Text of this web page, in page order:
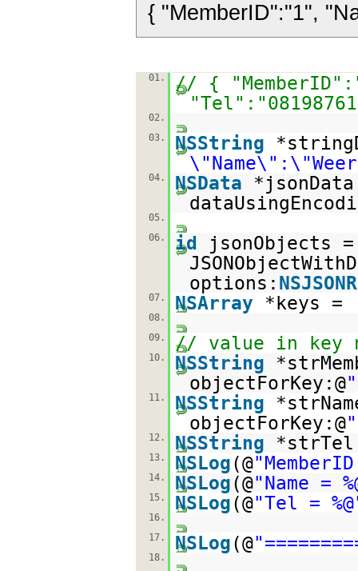
{ "MemberID":"1",
01.
// {
02.
03.
NSString
04. NSData
05.
06.
id
jsonObjects
options:
07. NSArray *keys =
08.
09.
// value in key
10. NSString
objectForKey:@
11. NSString
objectForKey:@
12. NSString *strTel
13. NSLog(@
14. NSLog(@"Name =
15. NSLog(@"Tel =
16.
17.
NSLog(@
18.